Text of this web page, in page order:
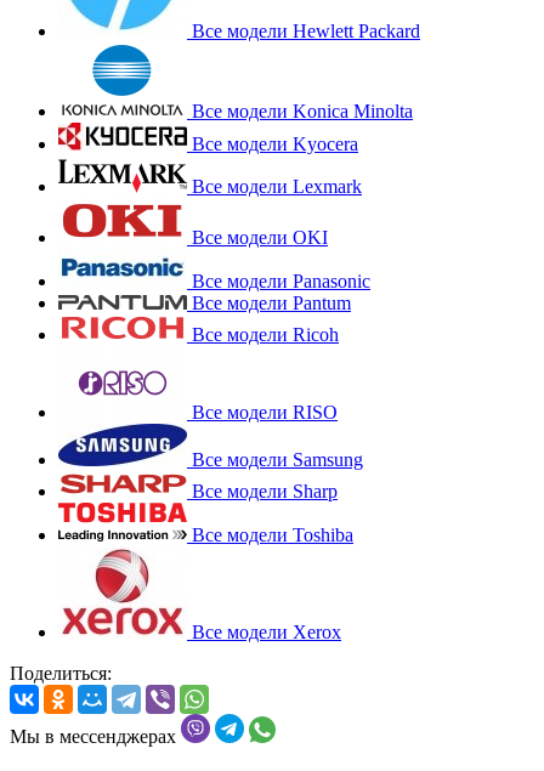
Все модели Hewlett Packard
Все модели Konica Minolta
Все модели Kyocera
Все модели Lexmark
Все модели OKI
Все модели Panasonic
Все модели Pantum
Все модели Ricoh
Все модели RISO
Все модели Samsung
Все модели Sharp
Все модели Toshiba
Все модели Xerox
Поделиться:
Мы в мессенджерах